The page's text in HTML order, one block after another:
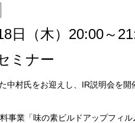
日（木）20:00～
ミナー
中村氏をお迎えし、IR説明会を開
事業「味の素ビルドアップフィル